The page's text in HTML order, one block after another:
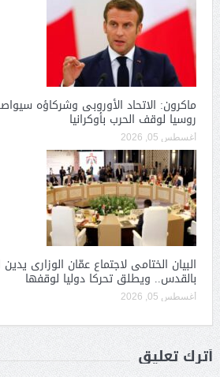
ماكرون: الاتحاد الأوروبى وشركاؤه
روسيا لوقف الحرب بأوكرانيا
أغسطس 05, 2026
البيان الختامى لاجتماع عمّان الوزارى يدين
بالقدس.. ويطلق تحركا دوليا لوقفها
أغسطس 05, 2026
أترك تعليق